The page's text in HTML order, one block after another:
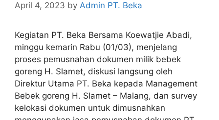
April 4, 2023 by Admin PT. Beka
Kegiatan PT. Beka Bersama Koewatjie Abadi,
minggu kemarin Rabu (01/03), menjelang
proses pemusnahan dokumen milik bebek
goreng H. Slamet, diskusi langsung oleh
Direktur Utama PT. Beka kepada Management
Bebek goreng H. Slamet – Malang, dan survey
kelokasi dokumen untuk dimusnahkan